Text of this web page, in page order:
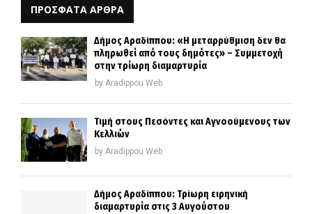
ΠΡΟΣΦΑΤΑ ΑΡΘΡΑ
Δήμος Αραδίππου: «Η μεταρρύθμιση δεν θα
πληρωθεί από τους δημότες» – Συμμετοχή
στην τρίωρη διαμαρτυρία
by Aradippou Web
Τιμή στους Πεσόντες και Αγνοούμενους των
Κελλιών
by Aradippou Web
Δήμος Αραδίππου: Τρίωρη ειρηνική
διαμαρτυρία στις 3 Αυγούστου